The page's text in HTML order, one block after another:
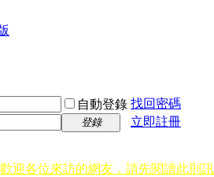
自動登錄 找回密碼
登錄
立即註冊
歡迎各位來訪的網友，請先閱讀此則